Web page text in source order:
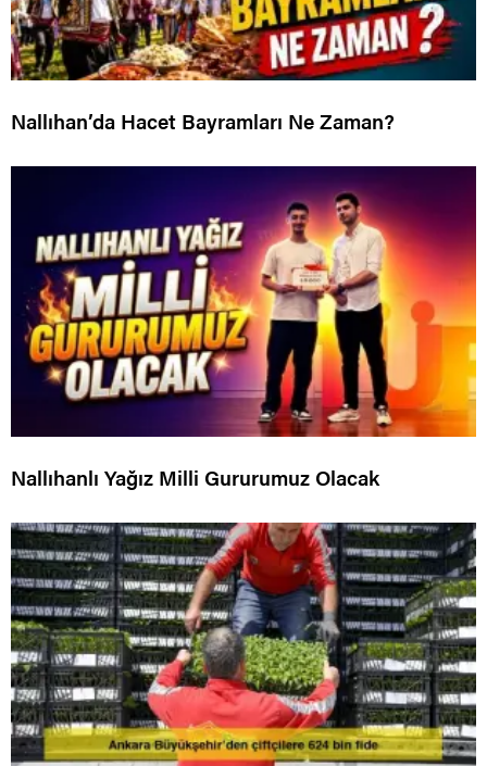
Nallıhan’da Hacet Bayramları Ne Zaman?
Nallıhanlı Yağız Milli Gururumuz Olacak